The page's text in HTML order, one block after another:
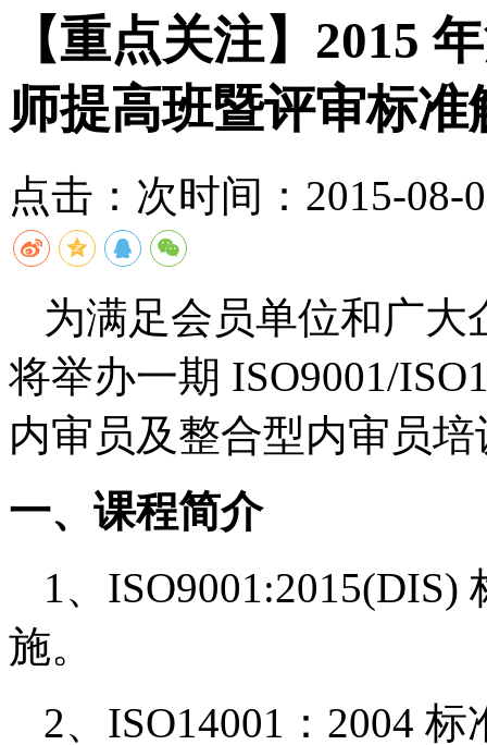
【重点关注】2015
师提高班暨评审标
点击： 次时间：2015-08-
为满足会员单位和广
将举办一期 ISO9001/
内审员及整合型内审员
一、课程简介
1、
施。
2、ISO14001：2004